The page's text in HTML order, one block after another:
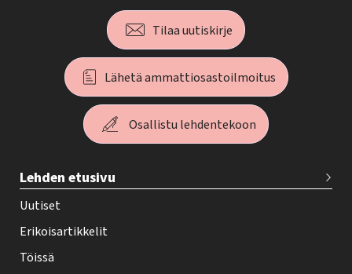
Tilaa uutiskirje
Lähetä ammattiosastoilmoitus
Osallistu lehdentekoon
e
h
y
-
Lehden etusivu
Uutiset
Erikoisartikkelit
Töissä